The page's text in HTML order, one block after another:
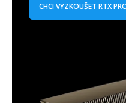
CHCI VYZKOUŠET RTX